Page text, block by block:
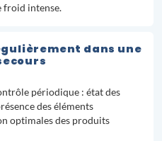
froid intense.
dans une
périodique : état des
des éléments
optimales des produits